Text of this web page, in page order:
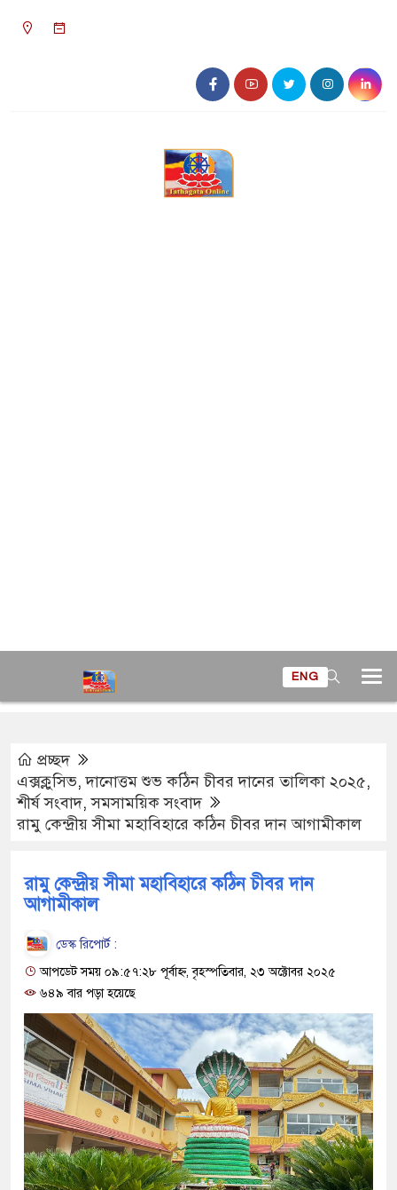
ENG
প্রচ্ছদ
এক্সক্লুসিভ,দানোত্তম শুভ কঠিন চীবর দানের তালিকা ২০২৫,
শীর্ষ সংবাদ,সমসাময়িক সংবাদ
রামু কেন্দ্রীয় সীমা মহাবিহারে কঠিন চীবর দান আগামীকাল
রামু কেন্দ্রীয় সীমা মহাবিহারে কঠিন চীবর দান
আগামীকাল
ডেস্ক রিপোর্ট :
আপডেট সময় ০৯:৫৭:২৮ পূর্বাহ্ন, বৃহস্পতিবার, ২৩ অক্টোবর ২০২৫
৬৪৯ বার পড়া হয়েছে